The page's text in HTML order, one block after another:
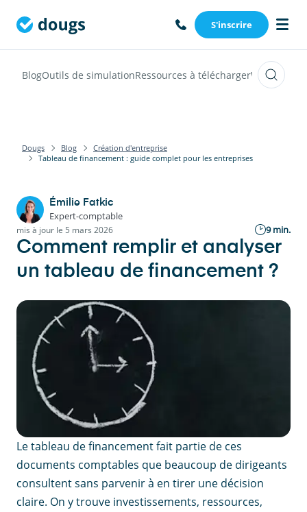
S'inscrire
BlogOutils de simulationRessources à téléchargerWebinars
Dougs Blog
Création d'entreprise
Tableau de financement : guide complet pour les entreprises
Émilie Fatkic
Expert-comptable
mis à jour le 5 mars 2026 9 min.
Comment remplir et analyser
un tableau de financement ?
Le tableau de financement fait partie de ces
documents comptables que beaucoup de dirigeants
consultent sans parvenir à en tirer une décision
claire. On y trouve investissements, ressources,